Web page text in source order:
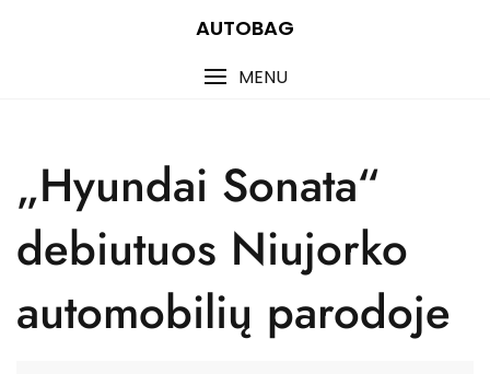
AUTOBAG
MENU
„Hyundai Sonata“
debiutuos Niujorko
automobilių parodoje